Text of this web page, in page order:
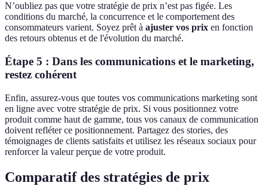
N’oubliez pas que votre stratégie de prix n’est pas figée. Les
conditions du marché, la concurrence et le comportement des
consommateurs varient. Soyez prêt à ajuster vos prix en fonction
des retours obtenus et de l'évolution du marché.
Étape 5 : Dans les communications et le marketing,
restez cohérent
Enfin, assurez-vous que toutes vos communications marketing sont
en ligne avec votre stratégie de prix. Si vous positionnez votre
produit comme haut de gamme, tous vos canaux de communication
doivent refléter ce positionnement. Partagez des stories, des
témoignages de clients satisfaits et utilisez les réseaux sociaux pour
renforcer la valeur perçue de votre produit.
Comparatif des stratégies de prix